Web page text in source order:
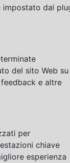
impostato dal
del sito Web su
e altre
per
chiave
esperienza